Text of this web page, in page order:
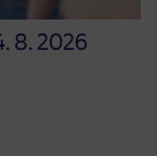
8. 2026